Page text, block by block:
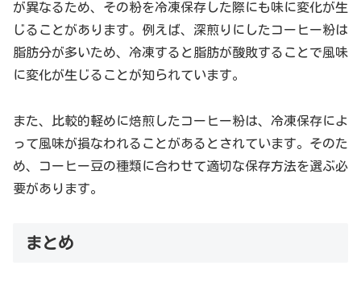
が異なるため、その粉を冷凍保存した際にも味に変化が生
じることがあります。例えば、深煎りにしたコーヒー粉は
脂肪分が多いため、冷凍すると脂肪が酸敗することで風味
に変化が生じることが知られています。
また、比較的軽めに焙煎したコーヒー粉は、冷凍保存によ
って風味が損なわれることがあるとされています。そのた
め、コーヒー豆の種類に合わせて適切な保存方法を選ぶ必
要があります。
まとめ